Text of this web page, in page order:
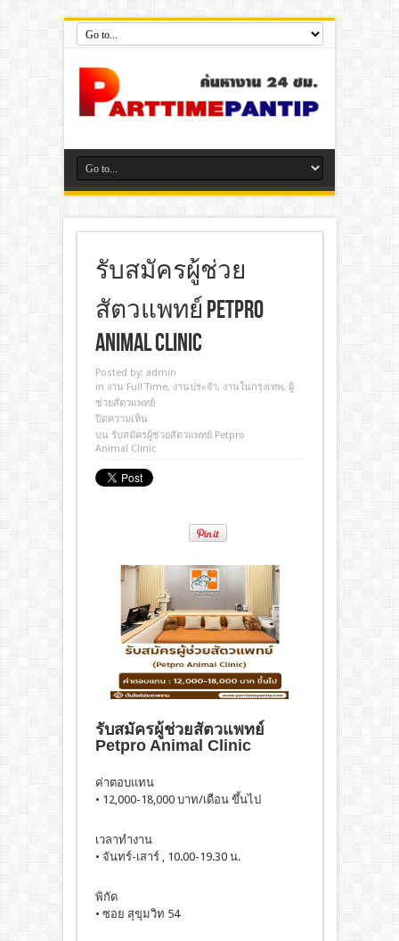
รับสมัครผู้ช่วย
สัตวแพทย์ Petpro
Animal Clinic
Posted by: admin
in งาน Full Time, งานประจํา, งานในกรุงเทพ, ผู้
ช่วยสัตวแพทย์
ปิดความเห็น
บน รับสมัครผู้ช่วยสัตวแพทย์ Petpro
Animal Clinic
รับสมัครผู้ช่วยสัตวแพทย์
Petpro Animal Clinic
ค่าตอบแทน
• 12,000-18,000 บาท/เดือน ขึ้นไป
เวลาทำงาน
• จันทร์-เสาร์ , 10.00-19.30 น.
พิกัด
• ซอย สุขุมวิท 54